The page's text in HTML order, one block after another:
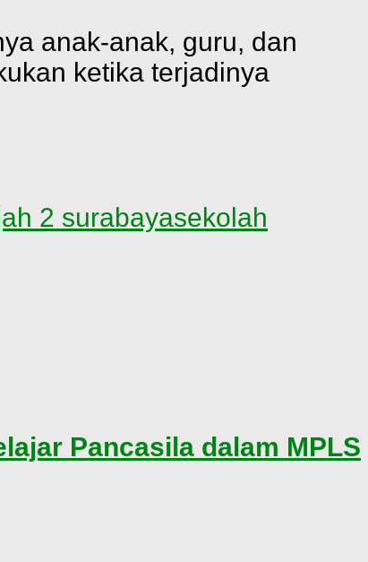
anak-anak, guru, dan
ketika terjadinya
2 surabayasekolah
Pancasila dalam MPLS